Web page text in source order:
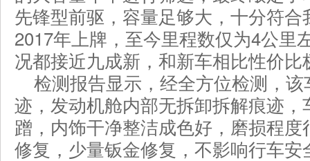
先锋型前驱，容量足够大，十分符
2017年上牌，至今里程数仅为4公里
况都接近九成新，和新车相比性价比
检测报告显示，经全方位检测，
迹，发动机舱内部无拆卸拆解痕迹
蹭，内饰干净整洁成色好，磨损程
修复，少量钣金修复，不影响行车